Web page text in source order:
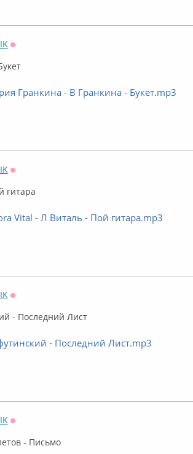
Гранкина - В Гранкина - Букет.mp3
гитара
Vital - Л Виталь - Пой гитара.mp3
- Последний Лист
- Последний Лист.mp3
- Письмо